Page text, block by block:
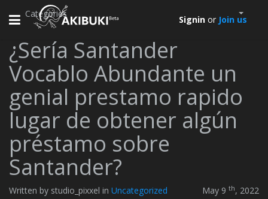
Toggle
navigation
Signin or Join us
Categories
¿Serí­a Santander
Vocablo Abundante un
genial prestamo rapido
lugar de obtener algún
préstamo sobre
Santander?
Written by studio_pixxel in Uncategorized May 9 th, 2022